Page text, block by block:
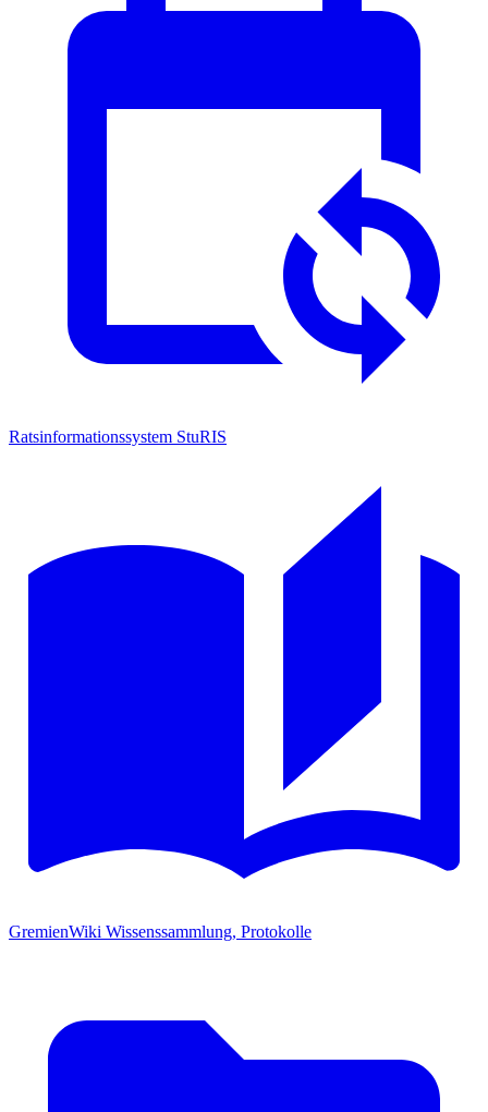
Ratsinformationssystem StuRIS
GremienWiki Wissenssammlung, Protokolle